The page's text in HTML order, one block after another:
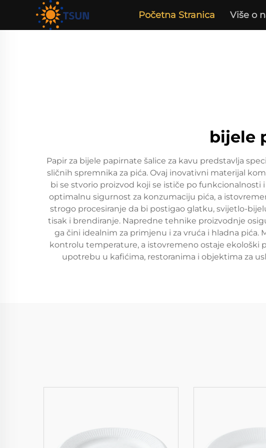
Početna Stranica Više o
bijele
Papir za bijele papirnate šalice za kavu predstavlja
sličnih spremnika za pića. Ovaj inovativni materijal
bi se stvorio proizvod koji se ističe po
optimalnu sigurnost za konzumaciju pića, a
strogo procesiranje da bi postigao glatku, svijetlo-
tisak i brendiranje. Napredne tehnike proizvodnje
ga čini idealnim za primjenu i za vruća i hladna
kontrolu temperature, a istovremeno ostaje ekološki
upotrebu u kafićima, restoranima i objektima za